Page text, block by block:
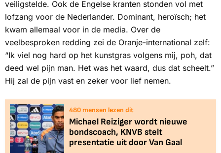
veiligstelde. Ook de Engelse kranten stonden vol met
lofzang voor de Nederlander. Dominant, heroïsch; het
kwam allemaal voor in de media. Over de
veelbesproken redding zei de Oranje-international zelf:
“Ik viel nog hard op het kunstgras volgens mij, poh, dat
deed wel pijn man. Het was het waard, dus dat scheelt.”
Hij zal de pijn vast en zeker voor lief nemen.
480mensen lezen dit
Michael Reiziger wordt nieuwe
bondscoach, KNVB stelt
presentatie uit door Van Gaal